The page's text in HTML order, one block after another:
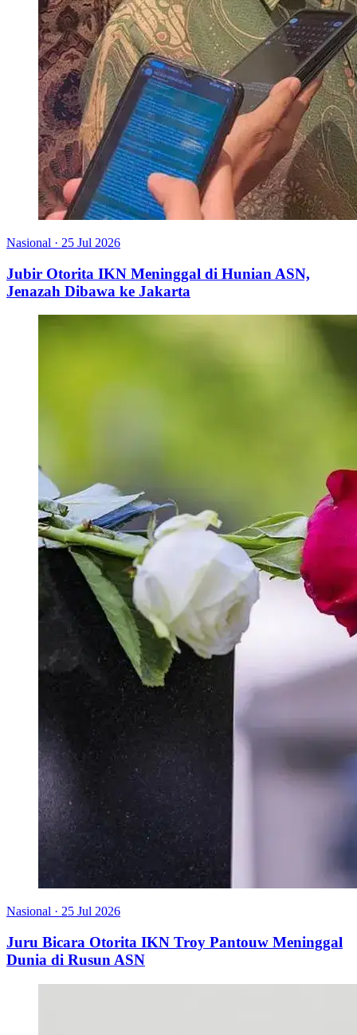
Nasional · 25 Jul 2026
Jubir Otorita IKN Meninggal di Hunian ASN,
Jenazah Dibawa ke Jakarta
Nasional · 25 Jul 2026
Juru Bicara Otorita IKN Troy Pantouw Meninggal
Dunia di Rusun ASN